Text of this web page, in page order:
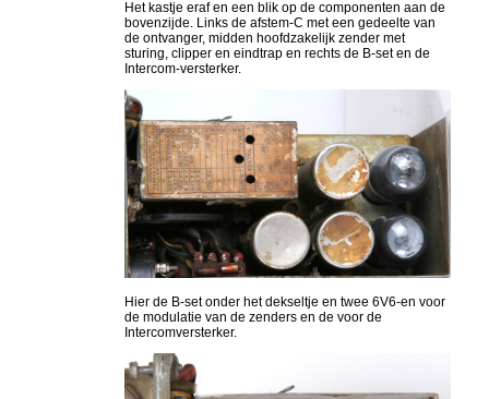
Het kastje eraf en een blik op de componenten aan de
bovenzijde. Links de afstem-C met een gedeelte van
de ontvanger, midden hoofdzakelijk zender met
sturing, clipper en eindtrap en rechts de B-set en de
Intercom-versterker.
Hier de B-set onder het dekseltje en twee 6V6-en voor
de modulatie van de zenders en de voor de
Intercomversterker.